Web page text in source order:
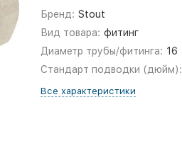
Бренд: Stout
Вид товара: фитинг
Диаметр трубы/фитинга: 16
Стандарт подводки (дюйм):
Все характеристики